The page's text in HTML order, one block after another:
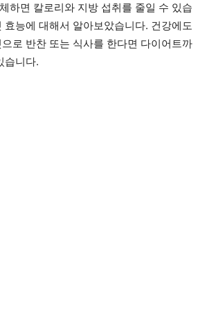
하면 칼로리와 지방 섭취를 줄일 수 있습
효능에 대해서 알아보았습니다. 건강에도
로 반찬 또는 식사를 한다면 다이어트까
습니다.